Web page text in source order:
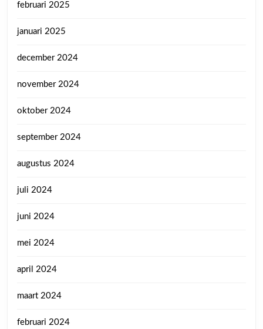
februari 2025
januari 2025
december 2024
november 2024
oktober 2024
september 2024
augustus 2024
juli 2024
juni 2024
mei 2024
april 2024
maart 2024
februari 2024